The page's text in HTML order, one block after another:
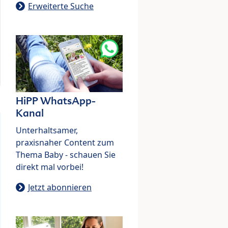
Erweiterte Suche
HiPP WhatsApp-
Kanal
Unterhaltsamer,
praxisnaher Content zum
Thema Baby - schauen Sie
direkt mal vorbei!
Jetzt abonnieren